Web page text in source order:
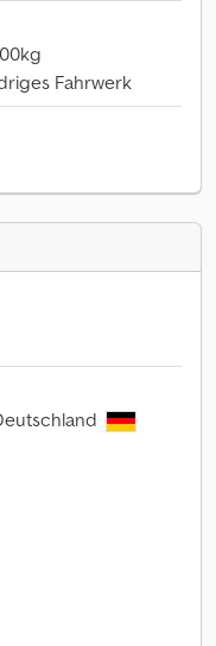
Fahrwerk